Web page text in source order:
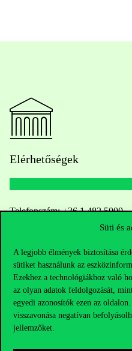
Süti és
A legjobb élmények biztosítása
sütiket használunk az
Ezekhez a technológiákhoz való
az olyan adatok feldolgozását,
egyedi azonosítók ezen az
visszavonása negatívan
jellemzőket.
Elérhetőségek
Telefonszám:+36 1 482 5000
Oktatói elérhetőségek
HUB jelenlegi hallgatóinknak
Sajtó:press@uni-corvinus.hu